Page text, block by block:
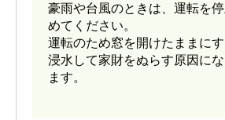
豪雨や台風のときは、運転を
めてください。
運転のため窓を開けたままに
浸水して家財をぬらす原因に
ます。